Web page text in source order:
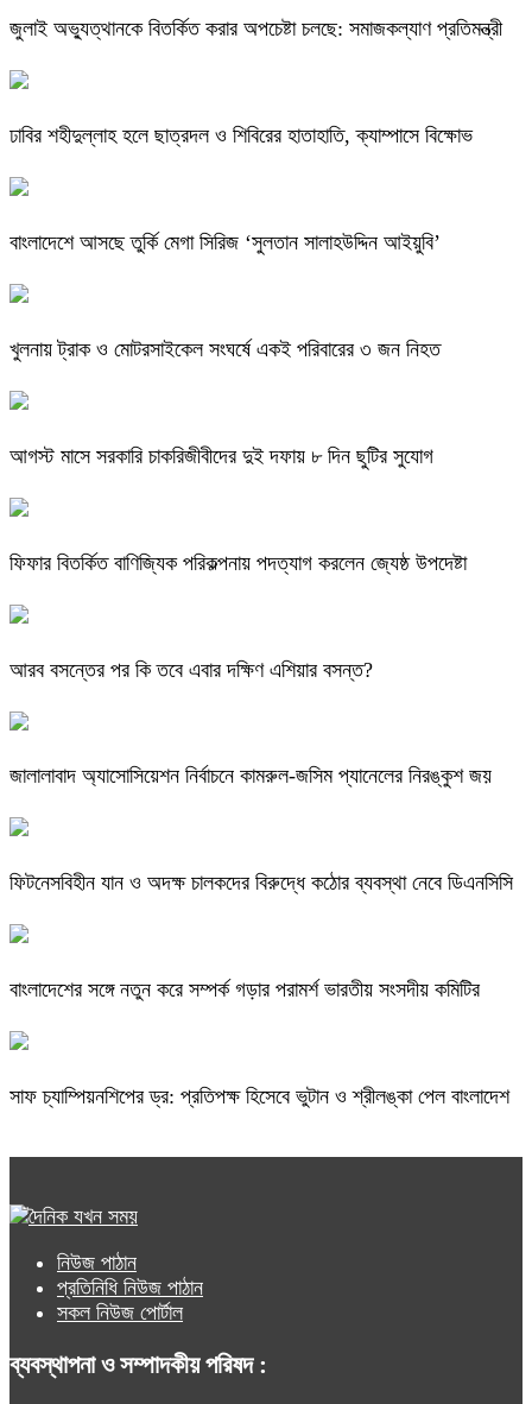
জুলাই অভ্যুত্থানকে বিতর্কিত করার অপচেষ্টা চলছে: সমাজকল্যাণ প্রতিমন্ত্রী
ঢাবির শহীদুল্লাহ হলে ছাত্রদল ও শিবিরের হাতাহাতি, ক্যাম্পাসে বিক্ষোভ
বাংলাদেশে আসছে তুর্কি মেগা সিরিজ ‘সুলতান সালাহউদ্দিন আইয়ুবি’
খুলনায় ট্রাক ও মোটরসাইকেল সংঘর্ষে একই পরিবারের ৩ জন নিহত
আগস্ট মাসে সরকারি চাকরিজীবীদের দুই দফায় ৮ দিন ছুটির সুযোগ
ফিফার বিতর্কিত বাণিজ্যিক পরিকল্পনায় পদত্যাগ করলেন জ্যেষ্ঠ উপদেষ্টা
আরব বসন্তের পর কি তবে এবার দক্ষিণ এশিয়ার বসন্ত?
জালালাবাদ অ্যাসোসিয়েশন নির্বাচনে কামরুল-জসিম প্যানেলের নিরঙ্কুশ জয়
ফিটনেসবিহীন যান ও অদক্ষ চালকদের বিরুদ্ধে কঠোর ব্যবস্থা নেবে ডিএনসিসি
বাংলাদেশের সঙ্গে নতুন করে সম্পর্ক গড়ার পরামর্শ ভারতীয় সংসদীয় কমিটির
সাফ চ্যাম্পিয়নশিপের ড্র: প্রতিপক্ষ হিসেবে ভুটান ও শ্রীলঙ্কা পেল বাংলাদেশ
নিউজ পাঠান
প্রতিনিধি নিউজ পাঠান
সকল নিউজ পোর্টাল
ব্যবস্থাপনা ও সম্পাদকীয় পরিষদ :